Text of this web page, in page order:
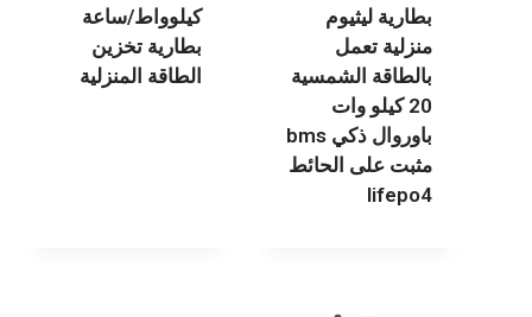
بطارية ليثيوم
منزلية تعمل
بالطاقة الشمسية
20 كيلو وات
باوروال ذكي bms
مثبت على الحائط
lifepo4
كيلوواط/ساعة
بطارية تخزين
الطاقة المنزلية